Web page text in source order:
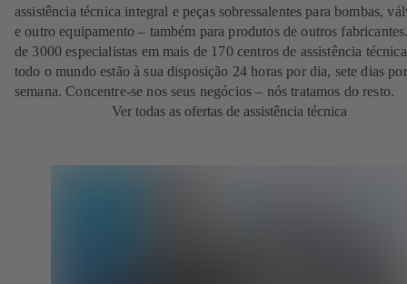
assistência técnica integral e peças sobressalentes para bombas,
e outro equipamento – também para produtos de outros
de 3000 especialistas em mais de 170 centros de assistência
todo o mundo estão à sua disposição 24 horas por dia, sete dias por
semana. Concentre-se nos seus negócios – nós tratamos do resto.
Ver todas as ofertas de assistência técnica